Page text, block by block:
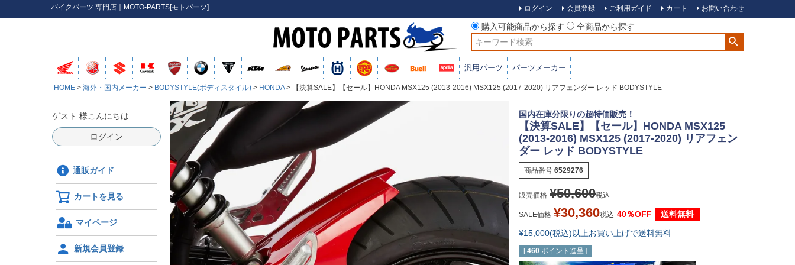
バイクパーツ 専門店｜MOTO-PARTS[モトパーツ] ログイン 会員登録 ご利用ガイド カート お問い合わせ
購入可能商品から探す
全商品から探す
検索
汎用パーツ パーツメーカー
HOME 海外・国内メーカー BODYSTYLE(ボディスタイル) HONDA 【決算SALE】【セール】HONDA MSX125 (2013-2016) MSX125 (2017-2020) リアフェンダー レッド BODYSTYLE
ゲスト 様こんにちは
ログイン
通販ガイド
カートを見る
マイページ
新規会員登録
国内在庫分限りの超特価販売！
【決算SALE】【セール】HONDA MSX125
(2013-2016) MSX125 (2017-2020) リアフェン
ダー レッド BODYSTYLE
商品番号 6529276
販売価格 ¥50,600税込
SALE価格 ¥30,360税込 40％OFF
送料無料
¥15,000(税込)以上お買い上げで送料無料
[ 460 ポイント進呈 ]